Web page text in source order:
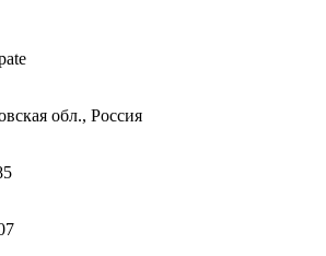
обл., Россия